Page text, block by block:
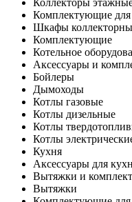
Коллекторы
Комплектующие для
Шкафы
Комплектующие
Котельное
Аксессуары и
Бойлеры
Дымоходы
Котлы газовые
Котлы дизельные
Котлы
Котлы
Кухня
Аксессуары для
Вытяжки и
Вытяжки